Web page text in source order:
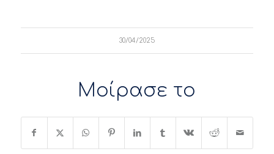
30/04/2025
Μοίρασε το